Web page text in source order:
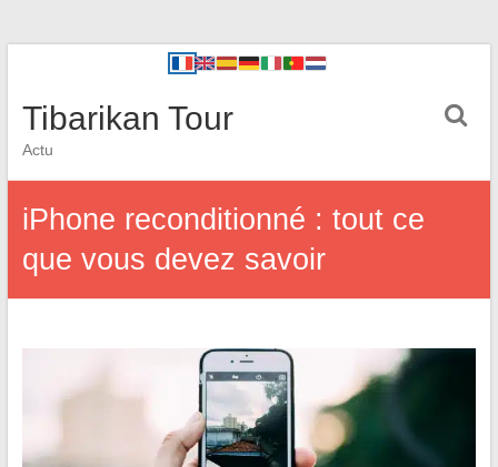
Tibarikan Tour
Actu
iPhone reconditionné : tout ce
que vous devez savoir